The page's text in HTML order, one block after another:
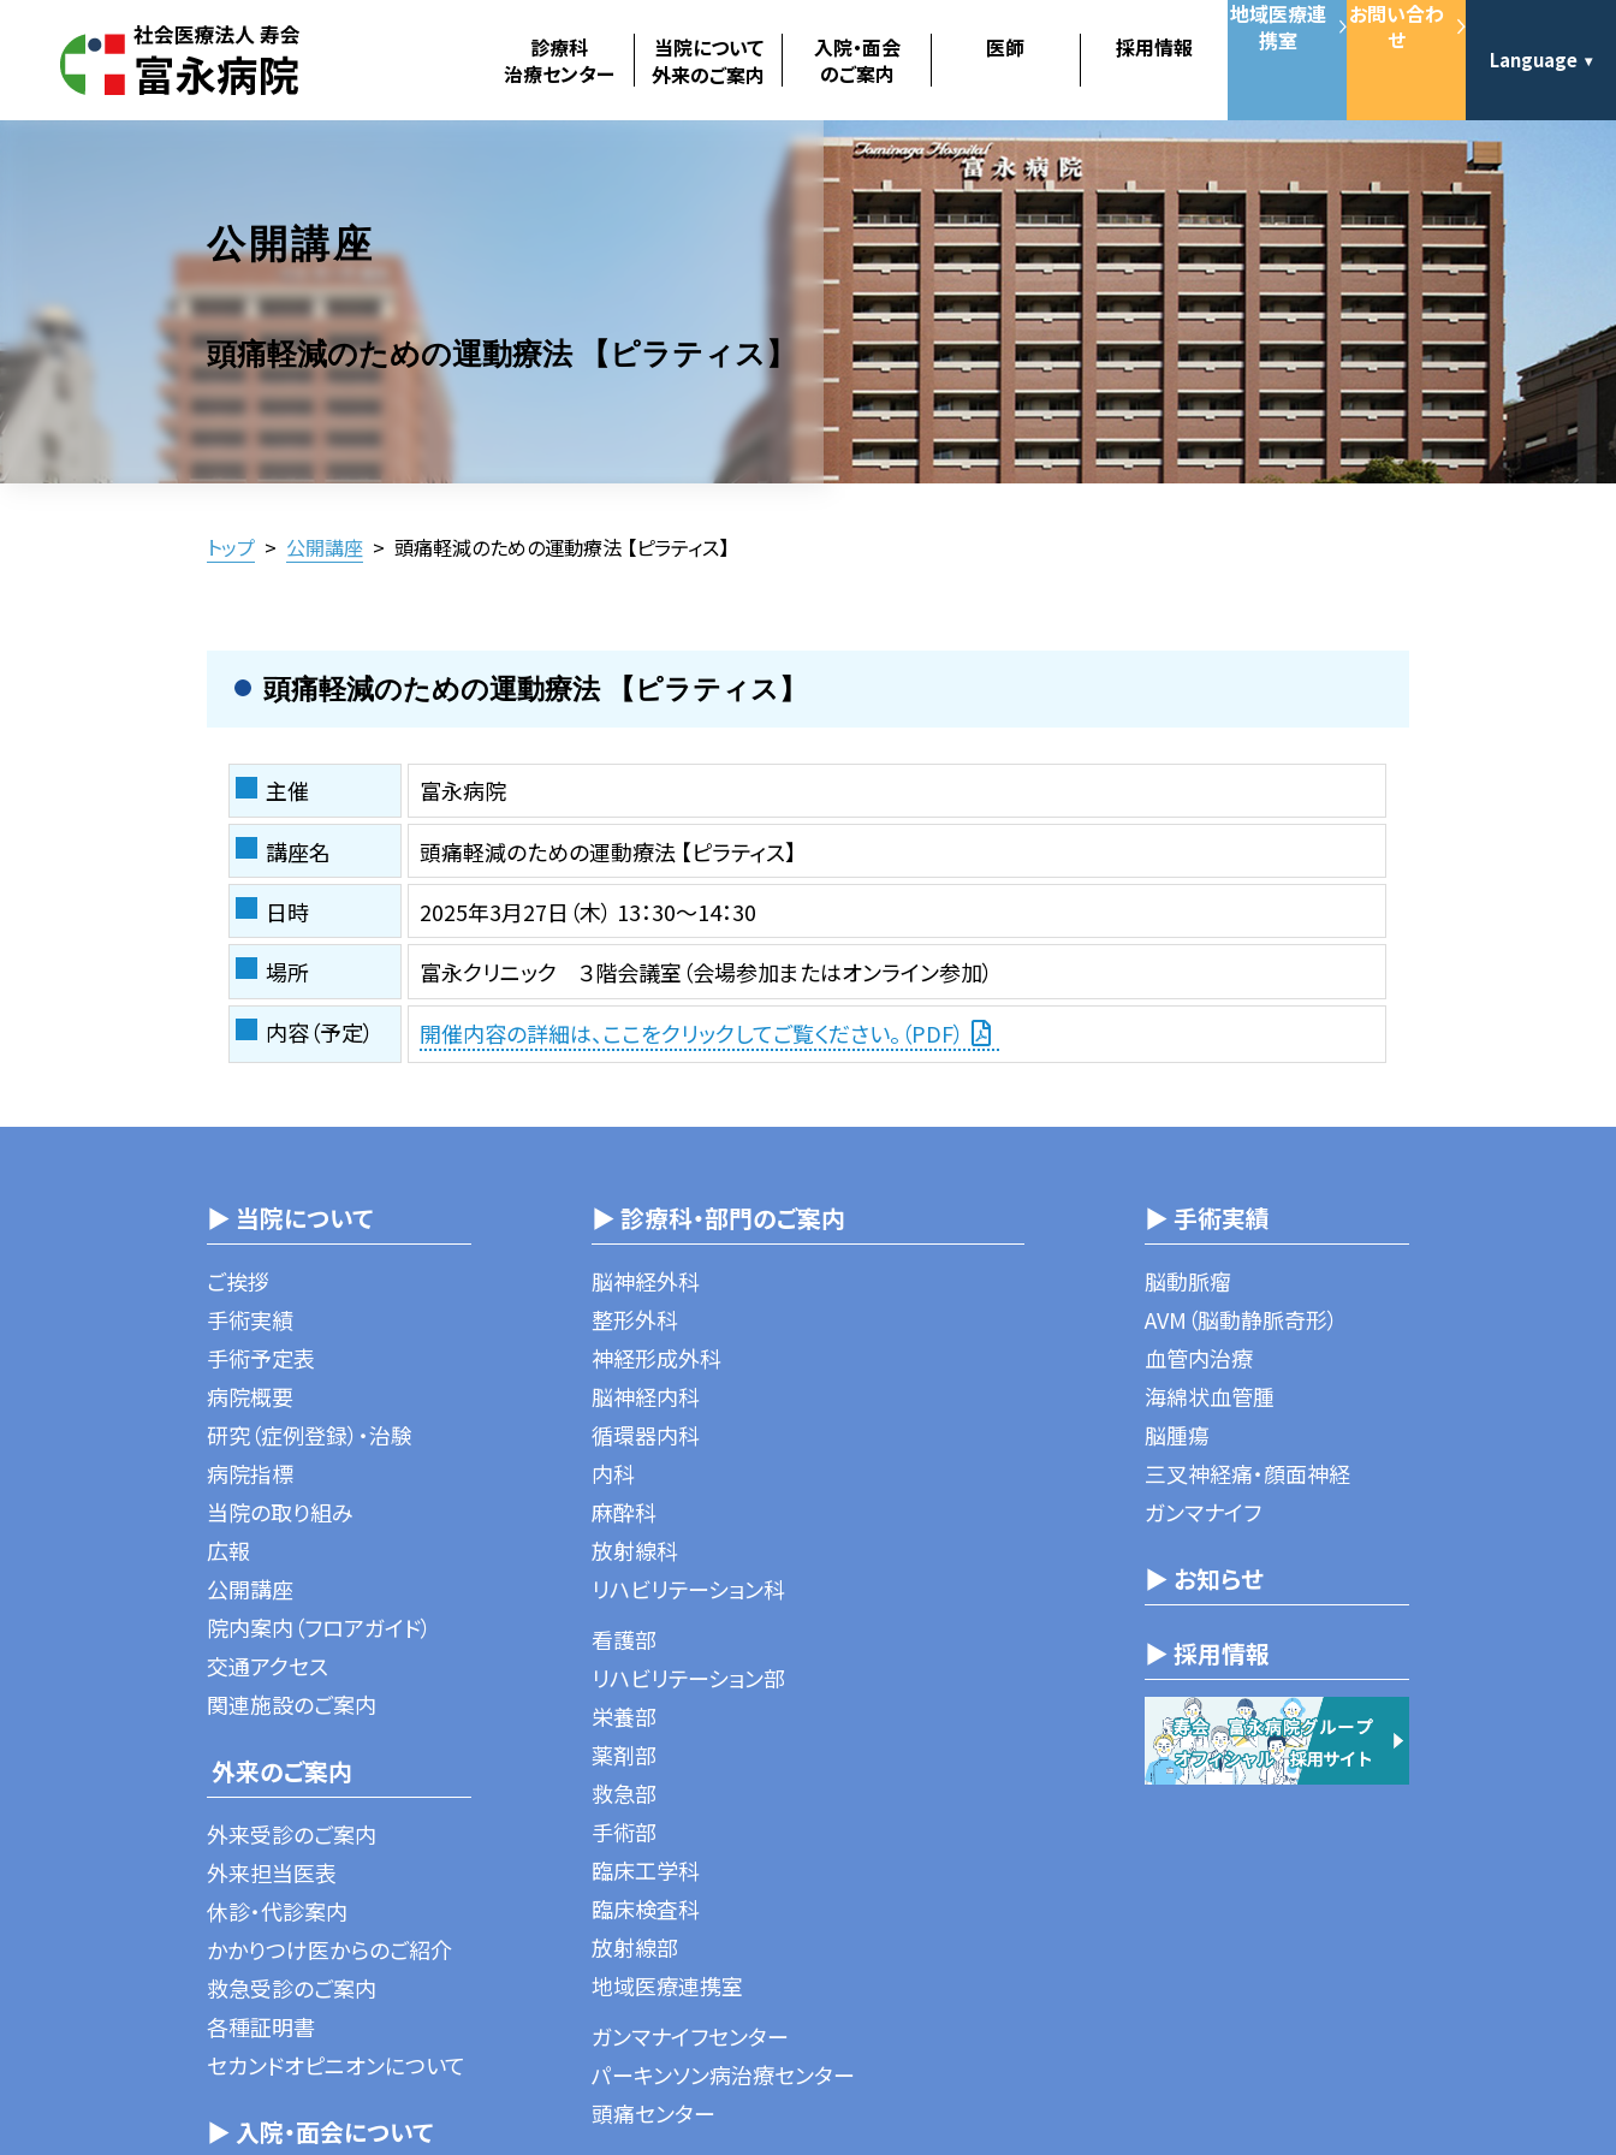
診療科
治療センター
当院について
外来のご案内
入院・面会
のご案内
医師 採用情報
地域医療連
携室
お問い合わ
せ
Language
公開講座
頭痛軽減のための運動療法 【ピラティス】
トップ > 公開講座 > 頭痛軽減のための運動療法 【ピラティス】
頭痛軽減のための運動療法 【ピラティス】
主催
富永病院
講座名
頭痛軽減のための運動療法 【ピラティス】
日時
2025年3月27日（木） 13：30～14：30
場所
富永クリニック ３階会議室（会場参加またはオンライン参加）
内容（予定）
開催内容の詳細は、ここをクリックしてご覧ください。（PDF）
▶ 当院について
ご挨拶
手術実績
手術予定表
病院概要
研究（症例登録）・治験
病院指標
当院の取り組み
広報
公開講座
院内案内（フロアガイド）
交通アクセス
関連施設のご案内
外来のご案内
外来受診のご案内
外来担当医表
休診・代診案内
かかりつけ医からのご紹介
救急受診のご案内
各種証明書
セカンドオピニオンについて
▶ 入院・面会について
▶ 診療科・部門のご案内
脳神経外科
整形外科
神経形成外科
脳神経内科
循環器内科
内科
麻酔科
放射線科
リハビリテーション科
看護部
リハビリテーション部
栄養部
薬剤部
救急部
手術部
臨床工学科
臨床検査科
放射線部
地域医療連携室
ガンマナイフセンター
パーキンソン病治療センター
頭痛センター
▶ 手術実績
脳動脈瘤
AVM（脳動静脈奇形）
血管内治療
海綿状血管腫
脳腫瘍
三叉神経痛・顔面神経
ガンマナイフ
▶ お知らせ
▶ 採用情報